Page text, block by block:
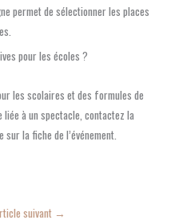
permet de sélectionner les places
pour les écoles ?
les scolaires et des formules de
liée à un spectacle, contactez la
la fiche de l’événement.
suivant →